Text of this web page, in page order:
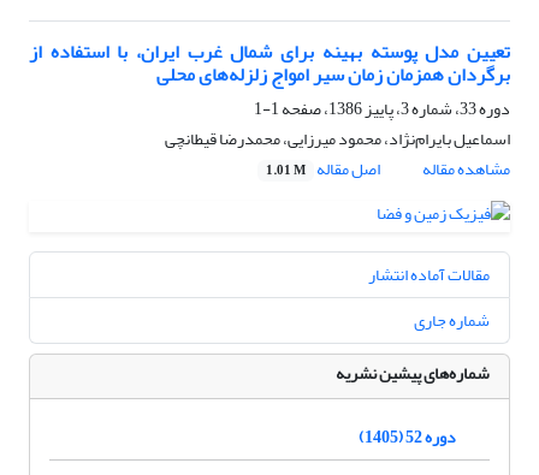
تعیین مدل پوسته بهینه برای شمال غرب ایران، با استفاده از
برگردان همزمان زمان سیر امواج زلزله‌های محلی
دوره 33، شماره 3، پاییز 1386، صفحه
1-1
اسماعیل بایرام‌نژاد، محمود میرزایی، محمدرضا قیطانچی
مشاهده مقاله
اصل مقاله 1.01 M
مقالات آماده انتشار
شماره جاری
شماره‌های پیشین نشریه
دوره 52 (1405)